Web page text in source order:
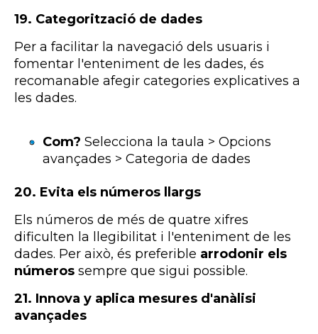
19. Categorització de dades
Per a facilitar la navegació dels usuaris i
fomentar l'enteniment de les dades, és
recomanable afegir categories explicatives a
les dades.
Com? Selecciona la taula > Opcions
avançades > Categoria de dades
20. Evita els números llargs
Els números de més de quatre xifres
dificulten la llegibilitat i l'enteniment de les
dades. Per això, és preferible arrodonir els
números sempre que sigui possible.
21. Innova y aplica mesures d'anàlisi
avançades